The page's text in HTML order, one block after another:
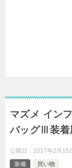
マズメ イン
バッグⅢ装着
公開日： 2017年2月15
装備
買い物